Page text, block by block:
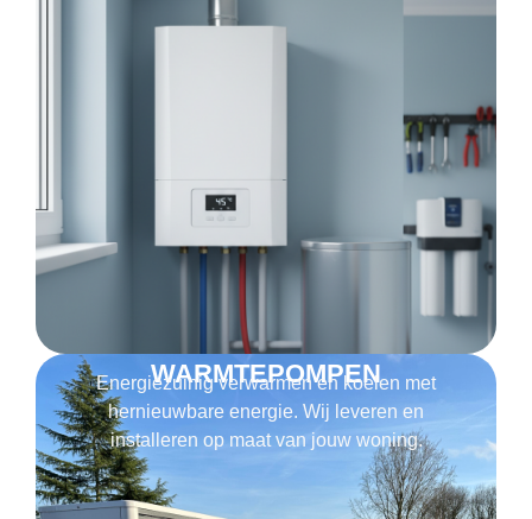
WARMTEPOMPEN
Energiezuinig verwarmen en koelen met
hernieuwbare energie. Wij leveren en
installeren op maat van jouw woning.